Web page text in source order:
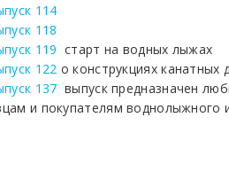
114
118
119старт на водных лыжах
122 о конструкциях
137 выпуск предназначен
и покупателям воднолыжного